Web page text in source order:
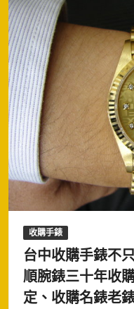
收購手錶
台中收購手錶不
順腕錶三十年收
定、收購名錶老